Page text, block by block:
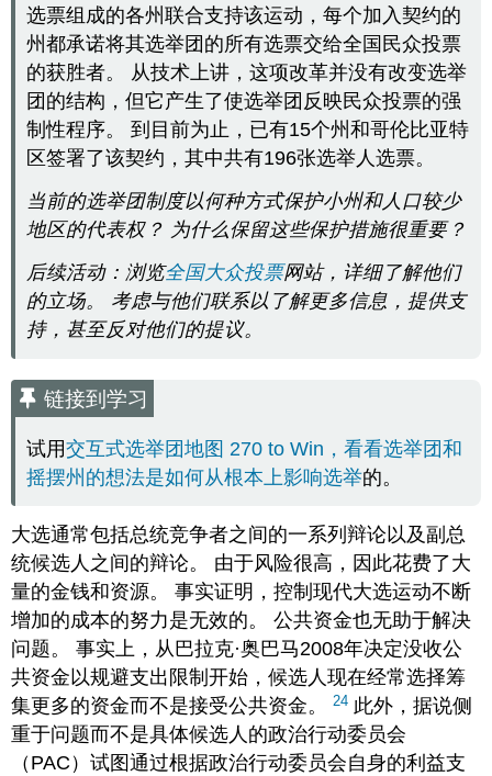
选票组成的各州联合支持该运动，每个加入契约的
州都承诺将其选举团的所有选票交给全国民众投票
的获胜者。 从技术上讲，这项改革并没有改变选举
团的结构，但它产生了使选举团反映民众投票的强
制性程序。 到目前为止，已有15个州和哥伦比亚特
区签署了该契约，其中共有196张选举人选票。
当前的选举团制度以何种方式保护小州和人口较少
地区的代表权？ 为什么保留这些保护措施很重要？
后续活动：浏览全国大众投票网站，详细了解他们
的立场。 考虑与他们联系以了解更多信息，提供支
持，甚至反对他们的提议。
链接到学习
试用交互式选举团地图 270 to Win，看看选举团和
摇摆州的想法是如何从根本上影响选举的。
大选通常包括总统竞争者之间的一系列辩论以及副总
统候选人之间的辩论。 由于风险很高，因此花费了大
量的金钱和资源。 事实证明，控制现代大选运动不断
增加的成本的努力是无效的。 公共资金也无助于解决
问题。 事实上，从巴拉克·奥巴马2008年决定没收公
共资金以规避支出限制开始，候选人现在经常选择筹
集更多的资金而不是接受公共资金。24 此外，据说侧
重于问题而不是具体候选人的政治行动委员会
（PAC）试图通过根据政治行动委员会自身的利益支